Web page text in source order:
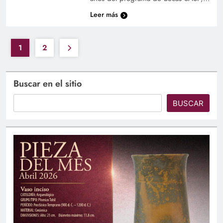
Leer más
1 2
Buscar en el sitio
BUSCAR